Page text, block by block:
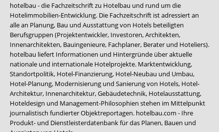
hotelbau - die Fachzeitschrift zu Hotelbau und rund um die
Hotelimmobilien-Entwicklung. Die Fachzeitschrift ist adressiert an
alle an Planung, Bau und Ausstattung von Hotels beteiligten
Berufsgruppen (Projektentwickler, Investoren, Architekten,
Innenarchitekten, Bauingenieure, Fachplaner, Berater und Hoteliers).
hotelbau liefert Informationen und Hintergründe über aktuelle
nationale und internationale Hotelprojekte. Marktentwicklung,
Standortpolitik, Hotel-Finanzierung, Hotel-Neubau und Umbau,
Hotel-Planung, Modernisierung und Sanierung von Hotels, Hotel-
Architektur, Innenarchitektur, Gebäudetechnik, Hotelausstattung,
Hoteldesign und Management-Philosophien stehen im Mittelpunkt
journalistisch fundierter Objektreportagen. hotelbau.com - Ihre
Produkt- und Dienstleisterdatenbank für das Planen, Bauen und